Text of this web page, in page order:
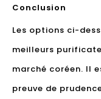
Conclusion
Les options ci-
meilleurs
marché coréen. Il
preuve de